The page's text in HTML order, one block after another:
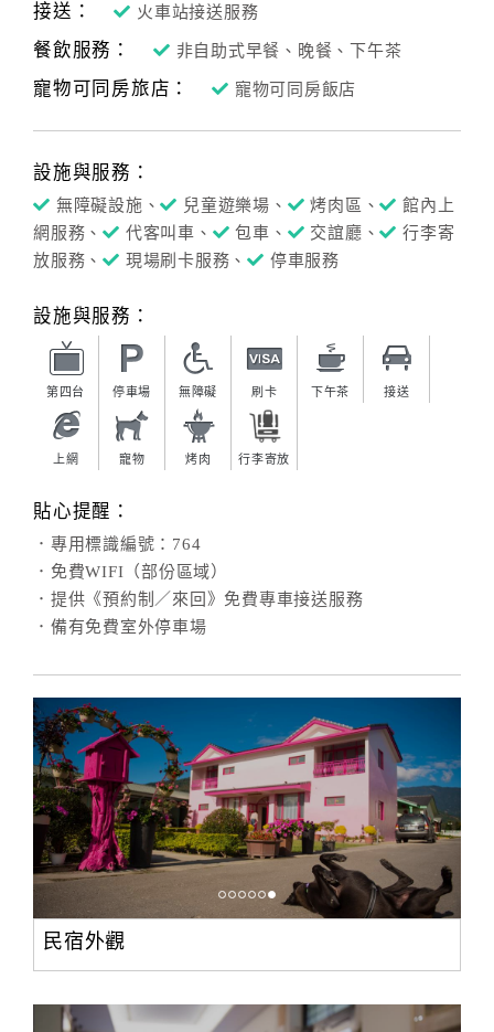
接送：
火車站接送服務
餐飲服務： 非自助式早餐、晚餐、下午茶
寵物可同房旅店： 寵物可同房飯店
設施與服務：
無障礙設施、 兒童遊樂場、 烤肉區、
館內上
網服務、
代客叫車、 包車、 交誼廳、
行李寄
放服務、
現場刷卡服務、 停車服務
設施與服務：
第四台 停車場 無障礙 刷卡 下午茶 接送
上網 寵物 烤肉 行李寄放
貼心提醒：
．專用標識編號：764
．免費WIFI（部份區域）
．提供《預約制／來回》免費專車接送服務
．備有免費室外停車場
民宿外觀